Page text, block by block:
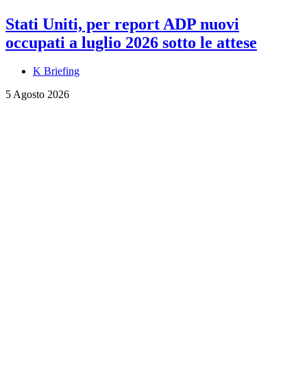
Stati Uniti, per report ADP nuovi
occupati a luglio 2026 sotto le attese
K Briefing
5 Agosto 2026